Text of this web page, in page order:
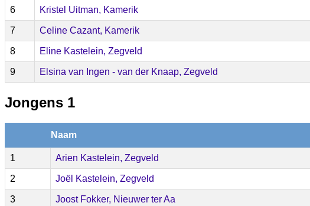
6 Kristel Uitman, Kamerik
7 Celine Cazant, Kamerik
8 Eline Kastelein, Zegveld
9 Elsina van Ingen - van der Knaap, Zegveld
Jongens 1
Naam
1 Arien Kastelein, Zegveld
2 Joël Kastelein, Zegveld
3 Joost Fokker, Nieuwer ter Aa